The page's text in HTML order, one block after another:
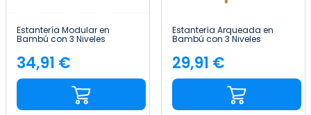
Estantería Modular en
Bambú con 3 Niveles
Thinia Home
Precio
34,91 €
Estantería Arqueada en
Bambú con 3 Niveles
Thinia Home
Precio
29,91 €